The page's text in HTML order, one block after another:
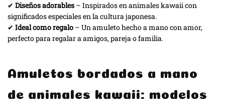
✔ Diseños adorables – Inspirados en animales kawaii con
significados especiales en la cultura japonesa.
✔ Ideal como regalo – Un amuleto hecho a mano con amor,
perfecto para regalar a amigos, pareja o familia.
Amuletos bordados a mano
de animales kawaii: modelos